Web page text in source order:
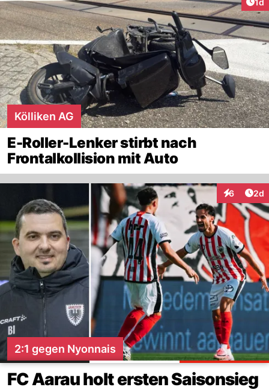
1d
Kölliken AG
E-Roller-Lenker stirbt nach
Frontalkollision mit Auto
6 2d
2:1 gegen Nyonnais
FC Aarau holt ersten Saisonsieg